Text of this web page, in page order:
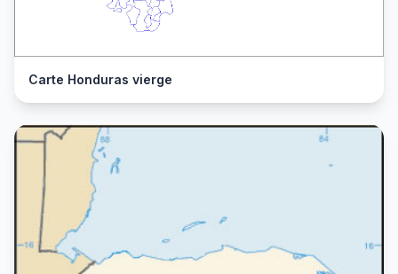
Carte Honduras vierge